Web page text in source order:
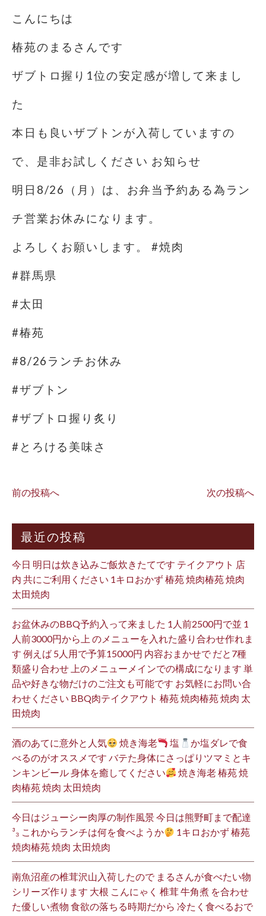
こんにちは️
椿苑のまるさんです
ザブトロ握り1位の安定感が増して来まし
た
本日も良いザブトンが入荷していますの
で、是非お試しください お知らせ
明日8/26（月）は、お弁当予約ある為ラン
チ営業お休みになります。
よろしくお願いします。 #焼肉
#群馬県
#太田
#椿苑
#8/26ランチお休み
#ザブトン
#ザブトロ握り炙り
#とろける美味さ
前の投稿へ 次の投稿へ
最近の投稿
今日 明日は炊き込みご飯炊きたてです テイクアウト 店
内 共にご利用ください 1キロおかず 椿苑 焼肉椿苑 焼肉
太田焼肉
お盆休みのBBQ予約入って来ました 1人前2500円で並 1
人前3000円から上 のメニューを入れた盛り合わせ作れま
す 例えば 5人用で予算15000円 内容おまかせで だと7種
類盛り合わせ 上のメニューメインでの構成になります 単
品や好きな物だけのご注文も可能です お気軽にお問い合
わせください BBQ肉テイクアウト 椿苑 焼肉椿苑 焼肉 太
田焼肉
酒のあてに意外と人気 焼き海老 塩
か塩ダレで食
べるのがオススメです バテた身体にさっぱりツマミとキ
ンキンビール 身体を癒してください
焼き海老 椿苑 焼
肉椿苑 焼肉 太田焼肉
今日はジューシー肉厚の制作風景 今日は熊野町まで配達
³₃ これからランチは何を食べようか
1キロおかず 椿苑
焼肉椿苑 焼肉 太田焼肉
南魚沼産の椎茸沢山入荷したので まるさんが食べたい物
シリーズ作ります 大根 こんにゃく 椎茸 牛角煮 を合わせ
た優しい煮物 食欲の落ちる時期だから 冷たく食べるおで